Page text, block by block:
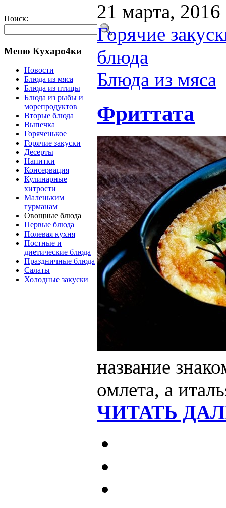
Поиск:
Меню Кухаро4ки
Новости
Блюда из мяса
Блюда из птицы
Блюда из рыбы и
морепродуктов
Вторые блюда
Выпечка
Горяченькое
Горячие закуски
Десерты
Напитки
Консервация
Кулинарные
хитрости
Маленьким
гурманам
Овощные блюда
Первые блюда
Полевая кухня
Постные и
диетические блюда
Праздничные блюда
Салаты
Холодные закуски
21 марта,
Горячие
блюда
Блюда из мяса
Фриттата
название
омлета, а
ЧИТАТЬ